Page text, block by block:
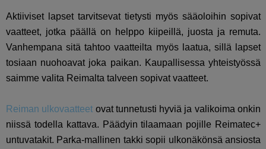
Aktiiviset lapset tarvitsevat tietysti myös sääoloihin sopivat
vaatteet, jotka päällä on helppo kiipeillä, juosta ja remuta.
Vanhempana sitä tahtoo vaatteilta myös laatua, sillä lapset
tosiaan nuohoavat joka paikan. Kaupallisessa yhteistyössä
saimme valita Reimalta talveen sopivat vaatteet.
Reiman ulkovaatteet ovat tunnetusti hyviä ja valikoima onkin
niissä todella kattava. Päädyin tilaamaan pojille Reimatec+
untuvatakit. Parka-mallinen takki sopii ulkonäkönsä ansiosta